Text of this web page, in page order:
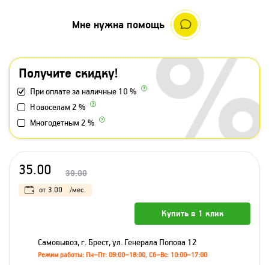
Получите скидку!
При оплате за наличные 10 %
Новоселам 2 %
Многодетным 2 %
Мне нужна помощь
35.00 39.00
от 3.00 /мес.
Купить в 1 клик
Самовывоз, г. Брест, ул. Генерала Попова 12
Режим работы: Пн–Пт: 09:00–18:00, Сб–Вс: 10:00–17:00